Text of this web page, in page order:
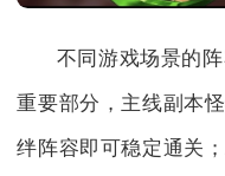
不同游戏场景的
重要部分，主线副本
绊阵容即可稳定通关